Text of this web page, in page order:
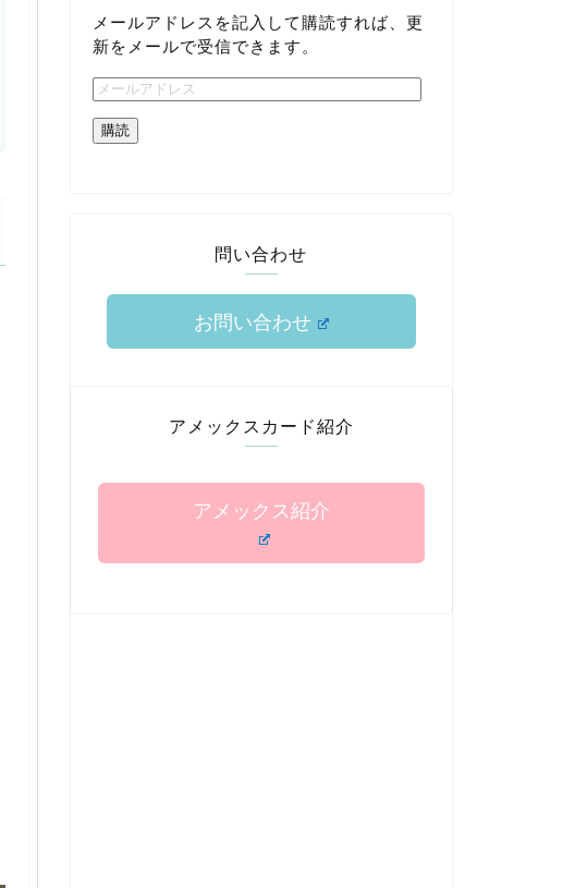
メールアドレスを記入して購読すれば、更
新をメールで受信できます。
購読
問い合わせ
お問い合わせ
アメックスカード紹介
アメックス紹介